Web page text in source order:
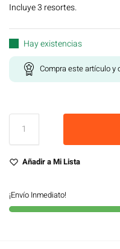
Incluye 3 resortes.
Hay existencias
Compra este artículo y
Añadir a Mi Lista
¡Envío Inmediato!